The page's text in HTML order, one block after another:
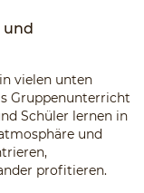
und
vielen unten
Gruppenunterricht
Schüler lernen in
und
profitieren.